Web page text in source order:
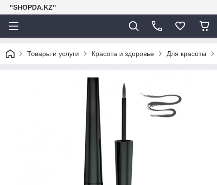
"SHOPDA.KZ"
Товары и услуги Красота и здоровье Для красоты